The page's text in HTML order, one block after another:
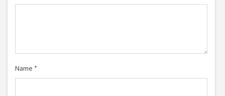
Name *